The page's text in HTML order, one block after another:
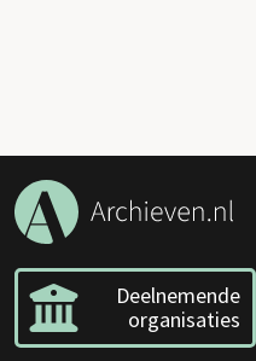
Deelnemende
organisaties